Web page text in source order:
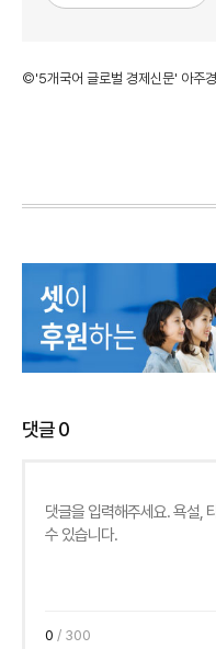
©'5개국어 글로벌 경제신문' 아주
댓글0
0 / 300